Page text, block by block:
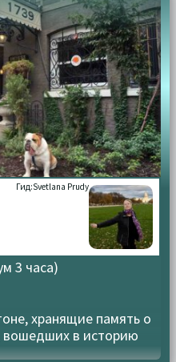
Гид:Svetlana Prudy
3 часа)
хранящие память о
вошедших в историю